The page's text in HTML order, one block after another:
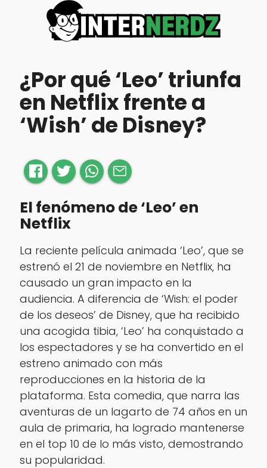
¿Por qué ‘Leo’ triunfa
en Netflix frente a
‘Wish’ de Disney?
El fenómeno de ‘Leo’ en
Netflix
La reciente película animada ‘Leo’, que se
estrenó el 21 de noviembre en Netflix, ha
causado un gran impacto en la
audiencia. A diferencia de ‘Wish: el poder
de los deseos’ de Disney, que ha recibido
una acogida tibia, ‘Leo’ ha conquistado a
los espectadores y se ha convertido en el
estreno animado con más
reproducciones en la historia de la
plataforma. Esta comedia, que narra las
aventuras de un lagarto de 74 años en un
aula de primaria, ha logrado mantenerse
en el top 10 de lo más visto, demostrando
su popularidad.